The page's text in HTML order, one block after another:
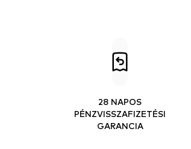
28 NAPOS
PÉNZVISSZAFIZETÉSI
GARANCIA